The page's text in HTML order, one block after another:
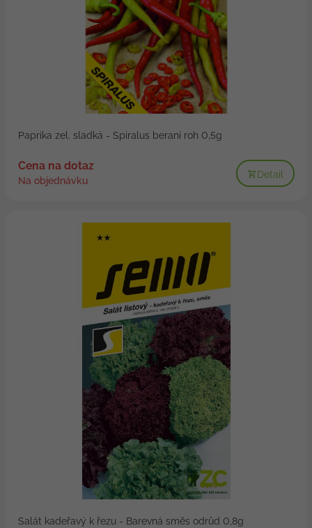
Paprika zel. sladká - Spiralus beraní roh 0,5g
Cena na dotaz
Na objednávku
Detail
Salát kadeřavý k řezu - Barevná směs odrůd 0,8g